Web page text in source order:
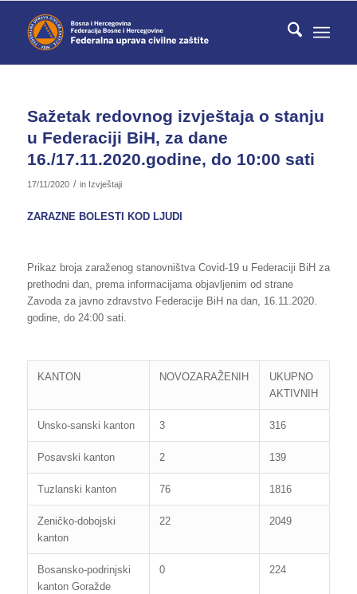
Sažetak redovnog izvještaja o stanju
u Federaciji BiH, za dane
16./17.11.2020.godine, do 10:00 sati
17/11/2020 / in Izvještaji
ZARAZNE BOLESTI KOD LJUDI
Prikaz broja zaraženog stanovništva Covid-19 u Federaciji BiH za
prethodni dan, prema informacijama objavljenim od strane
Zavoda za javno zdravstvo Federacije BiH na dan, 16.11.2020.
godine, do 24:00 sati.
KANTON NOVOZARAŽENIH
UKUPNO
AKTIVNIH
Unsko-sanski kanton 3 316
Posavski kanton 2 139
Tuzlanski kanton 76 1816
Zeničko-dobojski
kanton
22 2049
Bosansko-podrinjski
kanton Goražde
0 224